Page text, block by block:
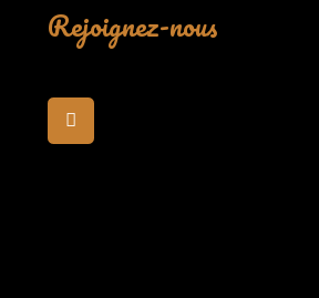
Rejoignez-nous